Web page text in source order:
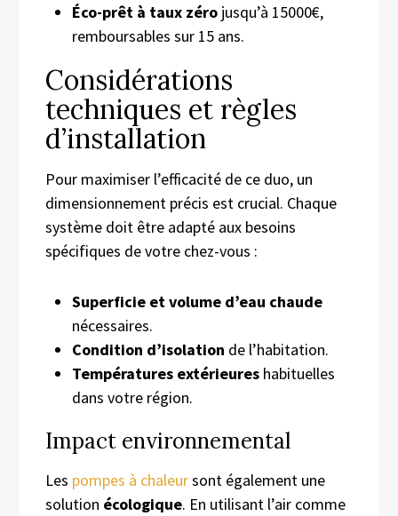
Éco-prêt à taux zéro jusqu’à 15000€,
remboursables sur 15 ans.
Considérations
techniques et règles
d’installation
Pour maximiser l’efficacité de ce duo, un
dimensionnement précis est crucial. Chaque
système doit être adapté aux besoins
spécifiques de votre chez-vous :
Superficie et volume d’eau chaude
nécessaires.
Condition d’isolation de l’habitation.
Températures extérieures habituelles
dans votre région.
Impact environnemental
Les pompes à chaleursont également une
solution écologique. En utilisant l’air comme